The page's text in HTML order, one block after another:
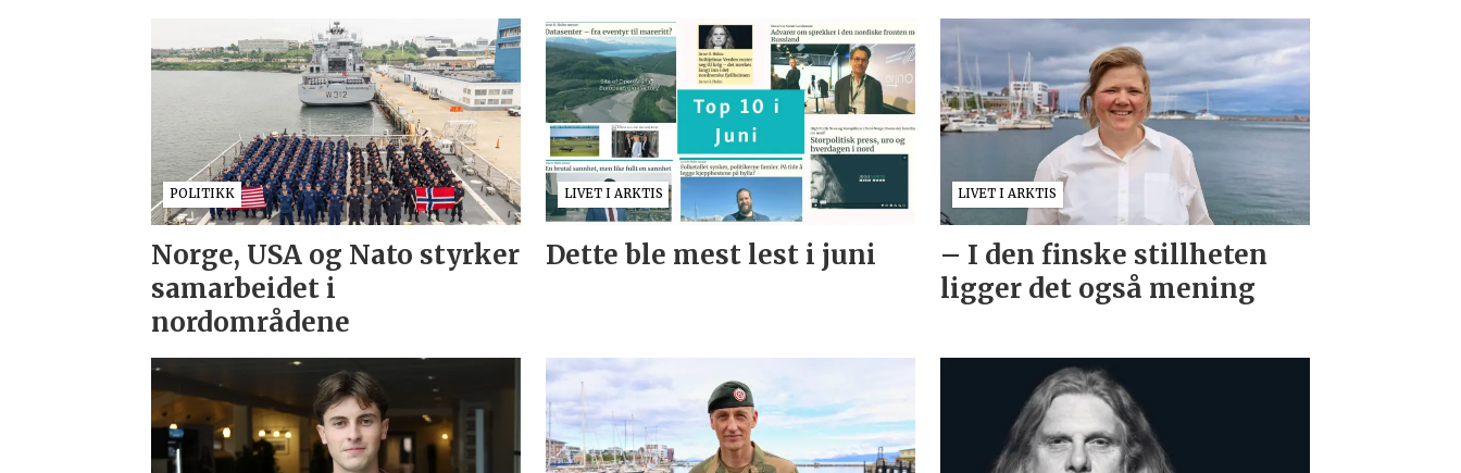
POLITIKK
Norge, USA og Nato styrker
samarbeidet i
nordområdene
LIVET I ARKTIS
Dette ble mest lest i juni
LIVET I ARKTIS
– I den finske stillheten
ligger det også mening